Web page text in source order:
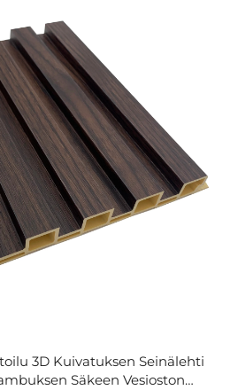
3D Kuivatuksen Seinälehti
Säkeen Vesioston